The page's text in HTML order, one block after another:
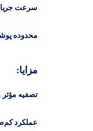
سرعت
محدوده
مزایا:
تصفیه مؤثر
عملکرد